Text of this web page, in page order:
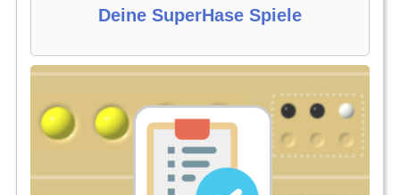
Deine SuperHase Spiele